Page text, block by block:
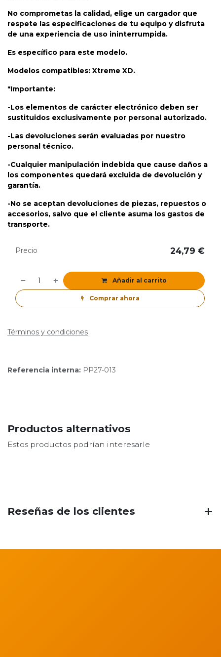
No comprometas la calidad, elige un cargador que
respete las especificaciones de tu equipo y disfruta
de una experiencia de uso ininterrumpida.
Es específico para este modelo.
Modelos compatibles: Xtreme XD.
*Importante:
-Los elementos de carácter electrónico deben ser
sustituidos exclusivamente por personal autorizado.
-Las devoluciones serán evaluadas por nuestro
personal técnico.
-Cualquier manipulación indebida que cause daños a
los componentes quedará excluida de devolución y
garantía.
-No se aceptan devoluciones de piezas, repuestos o
accesorios, salvo que el cliente asuma los gastos de
transporte.
Añadir al carrito
Comprar ahora
Precio 24,79 €
Términos y condiciones
Referencia interna: PP27-013
Productos alternativos
Estos productos podrían interesarle
Reseñas de los clientes